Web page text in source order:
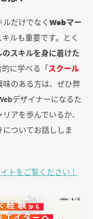
だけでなくWebマー
ルも重要です。とく
スキルを身に着けた
に学べる「スクール
のある方は、ぜひ弊
デザイナーになるた
アを歩んでいるか、
ついてお話ししま
トをご覧ください！